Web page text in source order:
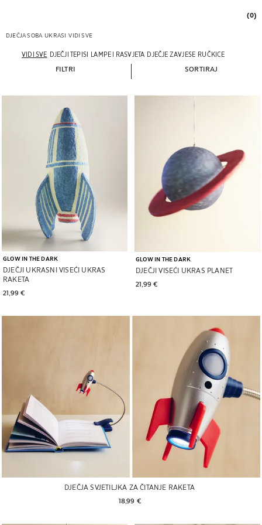
(0)
DJEČJA SOBA UKRASI VIDI SVE
VIDI SVE DJEČJI TEPISI LAMPE I RASVJETA DJEČJE ZAVJESE RUČKICE
FILTRI SORTIRAJ
GLOW IN THE DARK
DJEČJI UKRASNI VISEĆI UKRAS
RAKETA
21,99 €
Slika promijenjena u 1 od 6
GLOW IN THE DARK
DJEČJI VISEĆI UKRAS PLANET
21,99 €
DJEČJA SVJETILJKA ZA ČITANJE RAKETA
18,99 €
Slika promijenjena u 1 od 5 Slika promijenjena u 1 od 5